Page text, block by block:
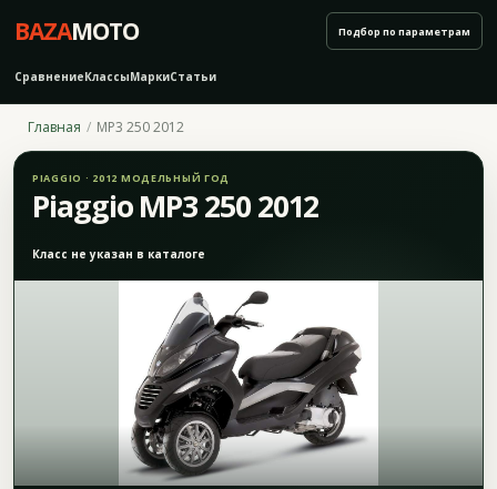
BAZAMOTO
СравнениеКлассыМаркиСтатьи
Подбор по параметрам
Главная MP3 250 2012
PIAGGIO · 2012 МОДЕЛЬНЫЙ ГОД
Piaggio MP3 250 2012
Класс не указан в каталоге